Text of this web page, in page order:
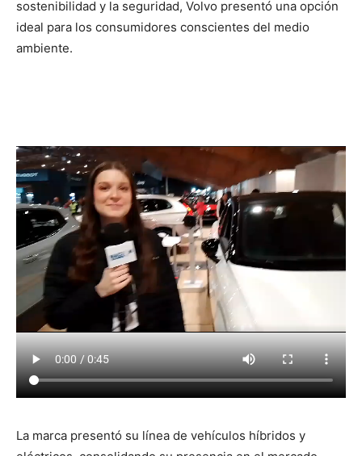
sostenibilidad y la seguridad, Volvo presentó una opción
ideal para los consumidores conscientes del medio
ambiente.
La marca presentó su línea de vehículos híbridos y